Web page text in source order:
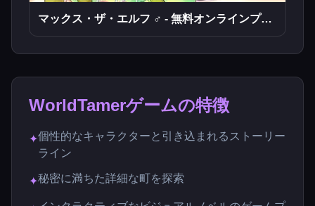
マックス・ザ・エルフ ♂ - 無料オンラインプレイ
WorldTamerゲームの特徴
✦個性的なキャラクターと引き込まれるストーリー
ライン
✦秘密に満ちた詳細な町を探索